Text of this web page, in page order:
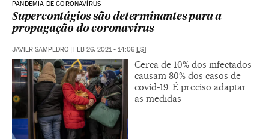
PANDEMIA DE CORONAVÍRUS
Supercontágios são determinantes para a
propagação do coronavírus
JAVIER SAMPEDRO | FEB 26, 2021 - 14:06 EST
Cerca de 10% dos infectados
causam 80% dos casos de
covid-19. É preciso adaptar
as medidas